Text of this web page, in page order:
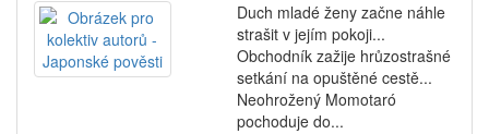
Duch mladé ženy začne náhle
strašit v jejím pokoji...
Obchodník zažije hrůzostrašné
setkání na opuštěné cestě...
Neohrožený Momotaró
pochoduje do...